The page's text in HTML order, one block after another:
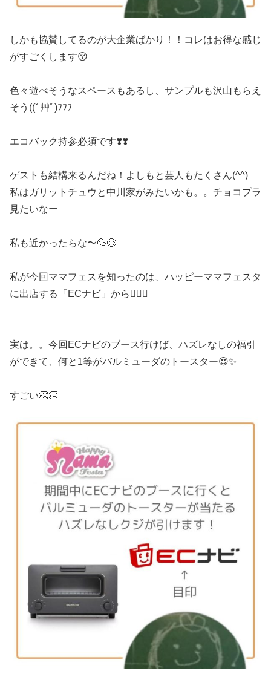
しかも協賛してるのが大企業ばかり！！コレはお得な感じ
がすごくします😚
色々遊べそうなスペースもあるし、サンプルも沢山もらえ
そう((ﾟ艸ﾟ)ﾌﾌﾌ
エコバック持参必須です❣️❣️
ゲストも結構来るんだね！よしもと芸人もたくさん(^^)
私はガリットチュウと中川家がみたいかも。。チョコプラ
見たいなー
私も近かったらな〜💦😥
私が今回ママフェスを知ったのは、ハッピーママフェスタ
に出店する「ECナビ」から🙋‍♀️✨
実は。。今回ECナビのブース行けば、ハズレなしの福引
ができて、何と1等がバルミューダのトースター😍✨
すごい👏👏